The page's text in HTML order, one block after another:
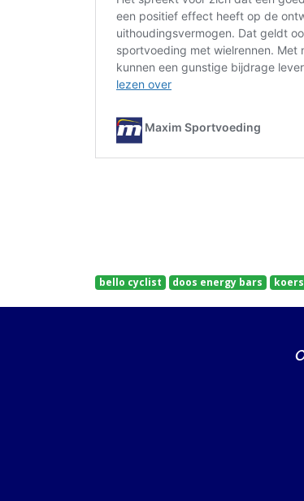
bello cyclist doos energy bars